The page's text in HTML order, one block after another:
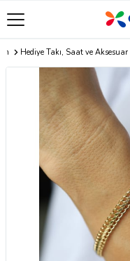
Hediye Takı, Saat ve Aksesuar